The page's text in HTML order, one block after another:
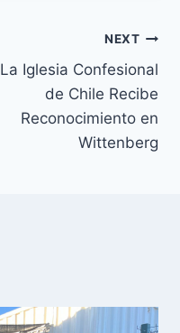
NEXT
La Iglesia Confesional
de Chile Recibe
Reconocimiento en
Wittenberg